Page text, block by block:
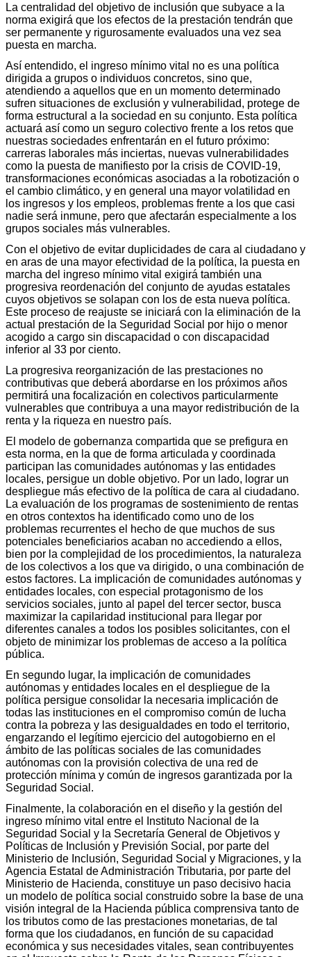
La centralidad del objetivo de inclusión que subyace a la
norma exigirá que los efectos de la prestación tendrán que
ser permanente y rigurosamente evaluados una vez sea
puesta en marcha.
Así entendido, el ingreso mínimo vital no es una política
dirigida a grupos o individuos concretos, sino que,
atendiendo a aquellos que en un momento determinado
sufren situaciones de exclusión y vulnerabilidad, protege de
forma estructural a la sociedad en su conjunto. Esta política
actuará así como un seguro colectivo frente a los retos que
nuestras sociedades enfrentarán en el futuro próximo:
carreras laborales más inciertas, nuevas vulnerabilidades
como la puesta de manifiesto por la crisis de COVID-19,
transformaciones económicas asociadas a la robotización o
el cambio climático, y en general una mayor volatilidad en
los ingresos y los empleos, problemas frente a los que casi
nadie será inmune, pero que afectarán especialmente a los
grupos sociales más vulnerables.
Con el objetivo de evitar duplicidades de cara al ciudadano y
en aras de una mayor efectividad de la política, la puesta en
marcha del ingreso mínimo vital exigirá también una
progresiva reordenación del conjunto de ayudas estatales
cuyos objetivos se solapan con los de esta nueva política.
Este proceso de reajuste se iniciará con la eliminación de la
actual prestación de la Seguridad Social por hijo o menor
acogido a cargo sin discapacidad o con discapacidad
inferior al 33 por ciento.
La progresiva reorganización de las prestaciones no
contributivas que deberá abordarse en los próximos años
permitirá una focalización en colectivos particularmente
vulnerables que contribuya a una mayor redistribución de la
renta y la riqueza en nuestro país.
El modelo de gobernanza compartida que se prefigura en
esta norma, en la que de forma articulada y coordinada
participan las comunidades autónomas y las entidades
locales, persigue un doble objetivo. Por un lado, lograr un
despliegue más efectivo de la política de cara al ciudadano.
La evaluación de los programas de sostenimiento de rentas
en otros contextos ha identificado como uno de los
problemas recurrentes el hecho de que muchos de sus
potenciales beneficiarios acaban no accediendo a ellos,
bien por la complejidad de los procedimientos, la naturaleza
de los colectivos a los que va dirigido, o una combinación de
estos factores. La implicación de comunidades autónomas y
entidades locales, con especial protagonismo de los
servicios sociales, junto al papel del tercer sector, busca
maximizar la capilaridad institucional para llegar por
diferentes canales a todos los posibles solicitantes, con el
objeto de minimizar los problemas de acceso a la política
pública.
En segundo lugar, la implicación de comunidades
autónomas y entidades locales en el despliegue de la
política persigue consolidar la necesaria implicación de
todas las instituciones en el compromiso común de lucha
contra la pobreza y las desigualdades en todo el territorio,
engarzando el legítimo ejercicio del autogobierno en el
ámbito de las políticas sociales de las comunidades
autónomas con la provisión colectiva de una red de
protección mínima y común de ingresos garantizada por la
Seguridad Social.
Finalmente, la colaboración en el diseño y la gestión del
ingreso mínimo vital entre el Instituto Nacional de la
Seguridad Social y la Secretaría General de Objetivos y
Políticas de Inclusión y Previsión Social, por parte del
Ministerio de Inclusión, Seguridad Social y Migraciones, y la
Agencia Estatal de Administración Tributaria, por parte del
Ministerio de Hacienda, constituye un paso decisivo hacia
un modelo de política social construido sobre la base de una
visión integral de la Hacienda pública comprensiva tanto de
los tributos como de las prestaciones monetarias, de tal
forma que los ciudadanos, en función de su capacidad
económica y sus necesidades vitales, sean contribuyentes